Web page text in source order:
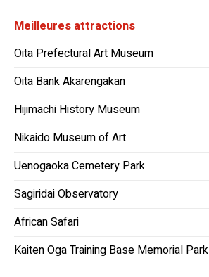
Meilleures attractions
Oita Prefectural Art Museum
Oita Bank Akarengakan
Hijimachi History Museum
Nikaido Museum of Art
Uenogaoka Cemetery Park
Sagiridai Observatory
African Safari
Kaiten Oga Training Base Memorial Park